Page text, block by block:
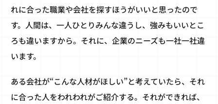
れに合った職業や会社を探すほうがいいと思ったので
す。人間は、一人ひとりみんな違うし、強みもいいとこ
ろも違いますから。それに、企業のニーズも一社一社違
います。
ある会社が“こんな人材がほしい”と考えていたら、それ
に合った人をわれわれがご紹介する。それができれば、